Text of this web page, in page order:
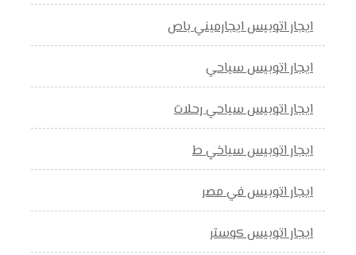
ايجار اتوبيس ايجارميني باص
ايجار اتوبيس سياحي
ايجار اتوبيس سياحي رحلات
ايجار اتوبيس سياخي ط
ايجار اتوبيس في مصر
ايجار اتوبيس كوستر